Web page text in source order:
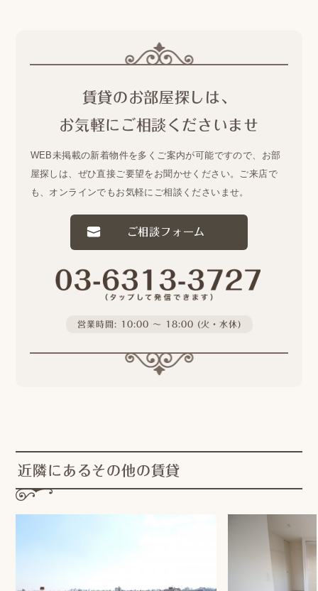
賃貸のお部屋探しは、
お気軽にご相談くださいませ
WEB未掲載の新着物件を多くご案内が可能ですので、 お部
屋探しは、ぜひ直接ご要望をお聞かせください。
ご来店で
も、オンラインでもお気軽にご相談くださいませ。
ご相談フォーム
営業時間: 10:00 〜 18:00 (火・水休)
近隣にあるその他の賃貸